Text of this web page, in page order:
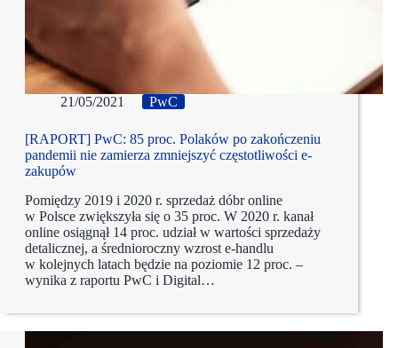
21/05/2021 PwC
[RAPORT] PwC: 85 proc. Polaków po zakończeniu
pandemii nie zamierza zmniejszyć częstotliwości e-
zakupów
Pomiędzy 2019 i 2020 r. sprzedaż dóbr online
w Polsce zwiększyła się o 35 proc. W 2020 r. kanał
online osiągnął 14 proc. udział w wartości sprzedaży
detalicznej, a średnioroczny wzrost e-handlu
w kolejnych latach będzie na poziomie 12 proc. –
wynika z raportu PwC i Digital…